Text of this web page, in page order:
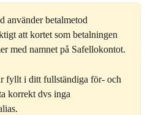
använder betalmetod
att kortet som betalningen
med namnet på Safellokontot.
fyllt i ditt fullständiga för- och
korrekt dvs inga